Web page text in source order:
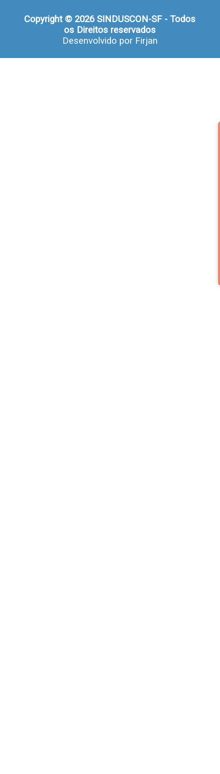
Copyright © 2026 SINDUSCON-SF - Todos
os Direitos reservados
Desenvolvido por Firjan